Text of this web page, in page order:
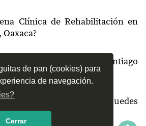
de pan (cookies) para
de navegación.
Cerrar
Clínica de Rehabilitación en
conoces en Santiago
de las Clínicas que puedes
Ixtayutla, Oaxaca?